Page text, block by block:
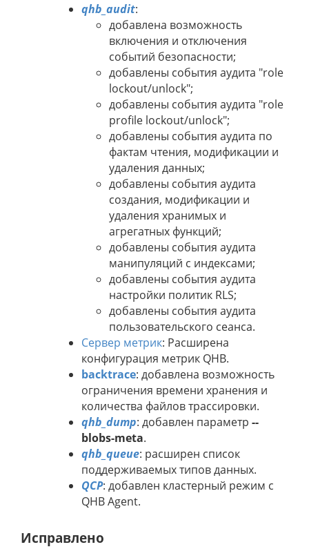
qhb_audit:
добавлена возможность
включения и отключения
событий безопасности;
добавлены события аудита "role
lockout/unlock";
добавлены события аудита "role
profile lockout/unlock";
добавлены события аудита по
фактам чтения, модификации и
удаления данных;
добавлены события аудита
создания, модификации и
удаления хранимых и
агрегатных функций;
добавлены события аудита
манипуляций с индексами;
добавлены события аудита
настройки политик RLS;
добавлены события аудита
пользовательского сеанса.
Сервер метрик: Расширена
конфигурация метрик QHB.
backtrace: добавлена возможность
ограничения времени хранения и
количества файлов трассировки.
qhb_dump: добавлен параметр --
blobs-meta.
qhb_queue: расширен список
поддерживаемых типов данных.
QCP: добавлен кластерный режим с
QHB Agent.
Исправлено